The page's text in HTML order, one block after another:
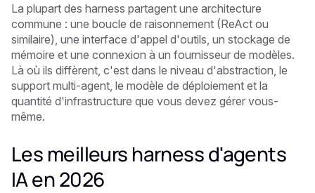
La plupart des harness partagent une architecture
commune : une boucle de raisonnement (ReAct ou
similaire), une interface d'appel d'outils, un stockage de
mémoire et une connexion à un fournisseur de modèles.
Là où ils diffèrent, c'est dans le niveau d'abstraction, le
support multi-agent, le modèle de déploiement et la
quantité d'infrastructure que vous devez gérer vous-
même.
Les meilleurs harness d'agents
IA en 2026